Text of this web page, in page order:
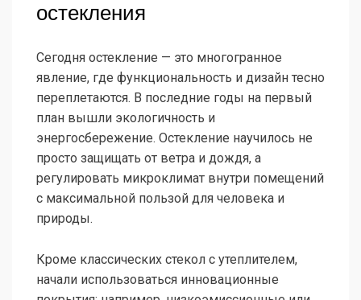
остекления
Сегодня остекление — это многогранное
явление, где функциональность и дизайн тесно
переплетаются. В последние годы на первый
план вышли экологичность и
энергосбережение. Остекление научилось не
просто защищать от ветра и дождя, а
регулировать микроклимат внутри помещений
с максимальной пользой для человека и
природы.
Кроме классических стекол с утеплителем,
начали использоваться инновационные